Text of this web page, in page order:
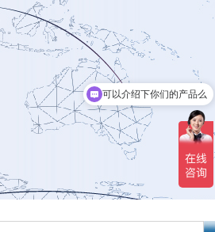
可以介绍下你们的产品么